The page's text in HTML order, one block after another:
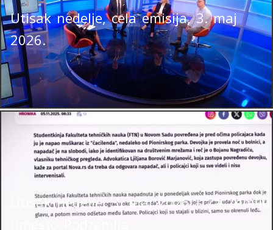
Utisak nedelje, cela emisija, 3. maj
2026.
Utisak nedelje, 3. maj 2026 – Za Zemlju
umesto Podzemlja